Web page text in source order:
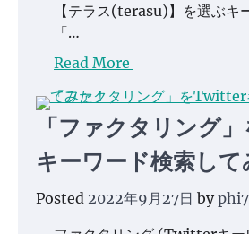
【テラス(terasu)】を選ぶキ
「…
Read More
「ファクタリング
キーワード検索して
Posted 2022年9月27日 by